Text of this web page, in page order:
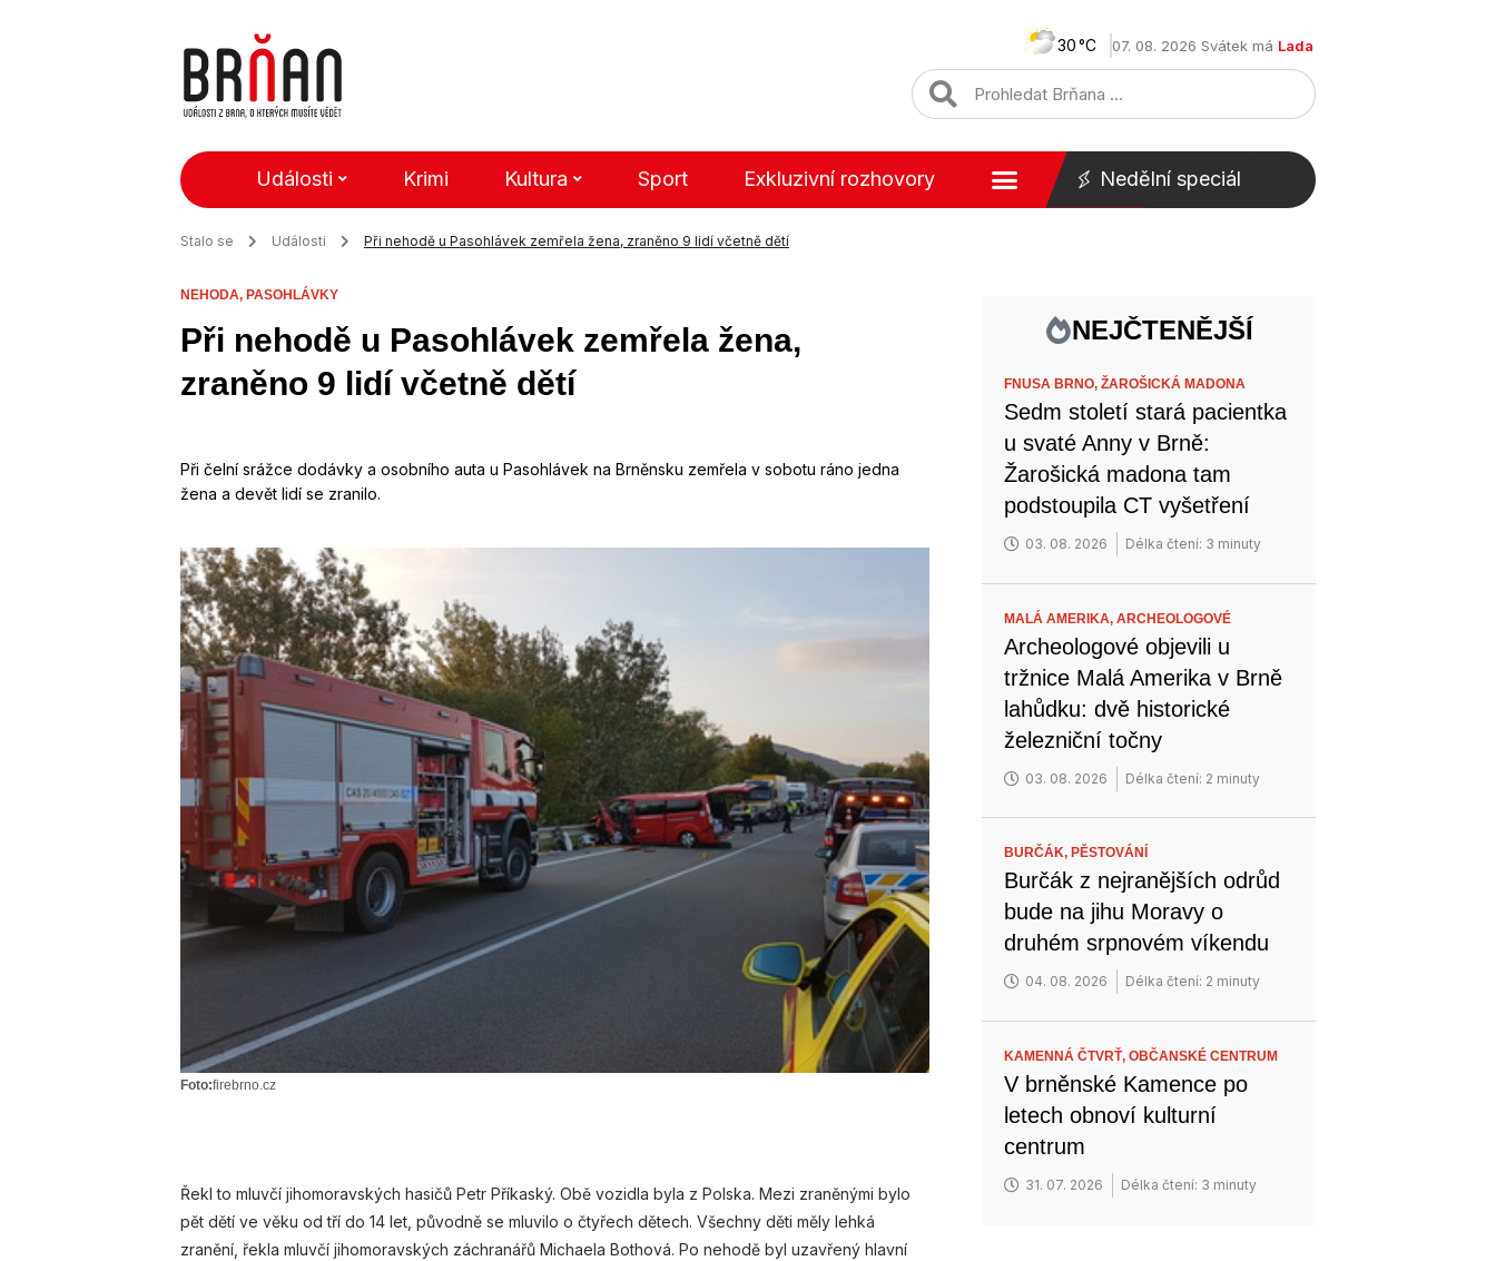
30 07. 08. 2026 Svátek má Lada
Události Krimi Kultura Sport Exkluzivní rozhovory Nedělní speciál
Stalo se Události Při nehodě u Pasohlávek zemřela žena, zraněno 9 lidí včetně dětí
NEHODA, PASOHLÁVKY
Při nehodě u Pasohlávek zemřela žena,
zraněno 9 lidí včetně dětí
Při čelní srážce dodávky a osobního auta u Pasohlávek na Brněnsku zemřela v sobotu ráno jedna
žena a devět lidí se zranilo.
Foto:firebrno.cz
Řekl to mluvčí jihomoravských hasičů Petr Příkaský. Obě vozidla byla z Polska. Mezi zraněnými bylo
pět dětí ve věku od tří do 14 let, původně se mluvilo o čtyřech dětech. Všechny děti měly lehká
zranění, řekla mluvčí jihomoravských záchranářů Michaela Bothová. Po nehodě byl uzavřený hlavní
NEJČTENĚJŠÍ
FNUSA BRNO,ŽAROŠICKÁ MADONA
Sedm století stará pacientka
u svaté Anny v Brně:
Žarošická madona tam
podstoupila CT vyšetření
03. 08. 2026 Délka čtení: 3 minuty
MALÁ AMERIKA,ARCHEOLOGOVÉ
Archeologové objevili u
tržnice Malá Amerika v Brně
lahůdku: dvě historické
železniční točny
03. 08. 2026 Délka čtení: 2 minuty
BURČÁK, PĚSTOVÁNÍ
Burčák z nejranějších odrůd
bude na jihu Moravy o
druhém srpnovém víkendu
04. 08. 2026 Délka čtení: 2 minuty
KAMENNÁ ČTVRŤ,OBČANSKÉ CENTRUM
V brněnské Kamence po
letech obnoví kulturní
centrum
31. 07. 2026 Délka čtení: 3 minuty